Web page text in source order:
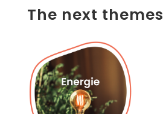
The next themes